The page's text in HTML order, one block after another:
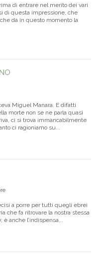
di entrare nel merito dei vari
di questa impressione, che
dà in questo momento la
Miguel Manara. E difatti
morte non se ne parla quasi
ci si trova immancabilmente
ci ragioniamo su...
a porre per tutti quegli ebrei
che fa ritrovare la nostra stessa
è anche l’indispensa...